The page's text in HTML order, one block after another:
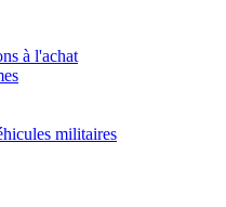
à l'achat
militaires